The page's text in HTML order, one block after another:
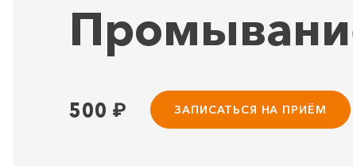
500 ₽ ЗАПИСАТЬСЯ НА ПРИЁМ